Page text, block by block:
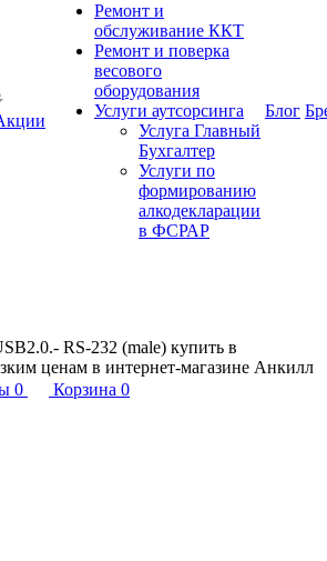
Ремонт и
обслуживание ККТ
Ремонт и поверка
весового
оборудования
Услуги аутсорсинга
Услуга Главный
Бухгалтер
Услуги по
формированию
алкодекларации
в ФСРАР
Блог
RS-232 (male) купить в
ценам в интернет-магазине Анкилл
0 Корзина 0